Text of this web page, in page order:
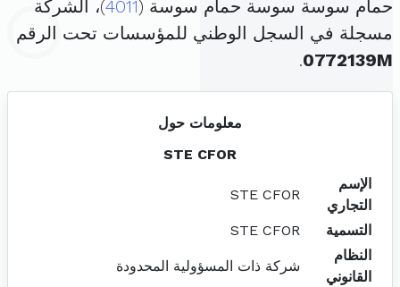
حمام سوسة سوسة حمام سوسة (4011)، الشركة
مسجلة في السجل الوطني للمؤسسات تحت الرقم
0772139M
.
معلومات حول
STE CFOR
الإسم
التجاري
STE CFOR
التسمية
STE CFOR
النظام
القانوني
شركة ذات المسؤولية المحدودة